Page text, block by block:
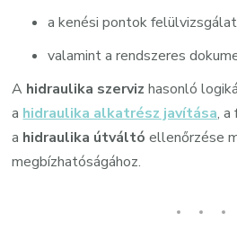
a kenési pontok
valamint a rendszeres
A hidraulika szerviz hasonló
a hidraulika alkatrész javítása, a
a hidraulika útváltó ellenőrzése
megbízhatóságához.